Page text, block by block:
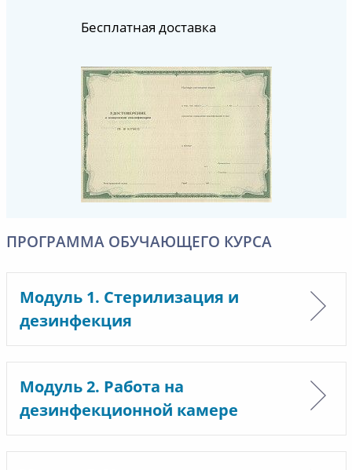
Бесплатная доставка
ПРОГРАММА ОБУЧАЮЩЕГО КУРСА
Модуль 1. Стерилизация и
дезинфекция
Модуль 2. Работа на
дезинфекционной камере